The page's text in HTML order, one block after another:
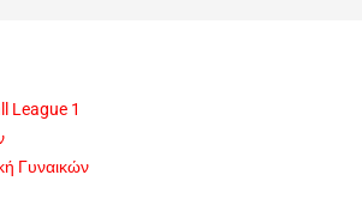
League 1
Γυναικών